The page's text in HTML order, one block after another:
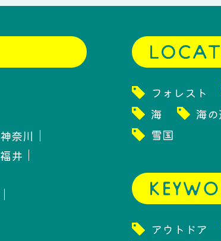
神奈川
福井
フォレスト
海
海の
雪国
アウトドア